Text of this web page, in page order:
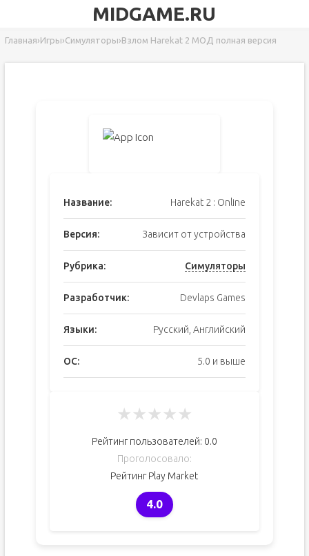
MIDGAME.RU
Главная›Игры›Симуляторы›Взлом Harekat 2 МОД полная версия
Название: Harekat 2 : Online
Версия: Зависит от устройства
Рубрика: Симуляторы
Разработчик: Devlaps Games
Языки: Русский, Английский
ОС: 5.0 и выше
★★★★★
Рейтинг пользователей: 0.0
Проголосовало:
Рейтинг Play Market
4.0